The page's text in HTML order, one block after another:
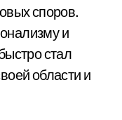
споров.
и
стал
области и